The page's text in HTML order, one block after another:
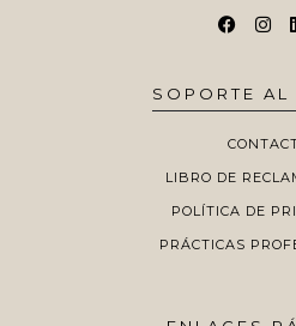
SOPORTE AL
LIBRO DE
POLÍTICA DE
PRÁCTICAS